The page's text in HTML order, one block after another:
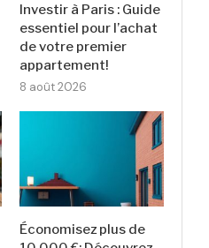
Investir à Paris : Guide
essentiel pour l’achat
de votre premier
appartement!
8 août 2026
Économisez plus de